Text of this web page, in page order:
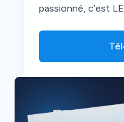
passionné, c’est